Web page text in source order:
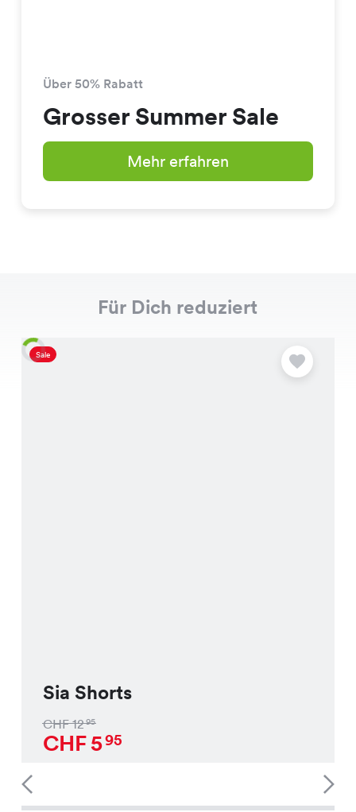
Über 50% Rabatt
Grosser Summer Sale
Mehr erfahren
Für Dich reduziert
Sale
Sia Shorts
CHF1295
CHF595